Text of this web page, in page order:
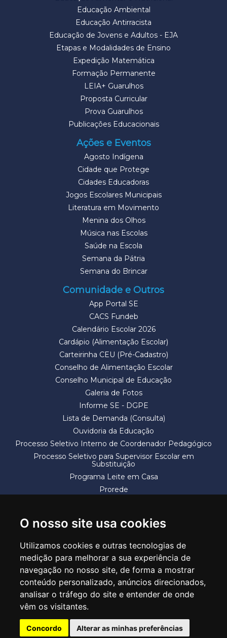
O nosso site usa cookies
Utilizamos cookies e outras tecnologias de
medição para melhorar a sua experiência de
navegação no nosso site, de forma a mostrar
conteúdo personalizado, anúncios direcionados,
analisar o tráfego do site e entender de onde
vêm os visitantes.
Concordo Alterar as minhas preferências
Educação Ambiental
Educação Antirracista
Educação de Jovens e Adultos - EJA
Etapas e Modalidades de Ensino
Expedição Matemática
Formação Permanente
LEIA+ Guarulhos
Proposta Curricular
Prova Guarulhos
Publicações Educacionais
Ações e Eventos
Agosto Indígena
Cidade que Protege
Cidades Educadoras
Jogos Escolares Municipais
Literatura em Movimento
Menina dos Olhos
Música nas Escolas
Saúde na Escola
Semana da Pátria
Semana do Brincar
Comunidade e Outros
App Portal SE
CACS Fundeb
Calendário Escolar 2026
Cardápio (Alimentação Escolar)
Carteirinha CEU (Pré-Cadastro)
Conselho de Alimentação Escolar
Conselho Municipal de Educação
Galeria de Fotos
Informe SE - DGPE
Lista de Demanda (Consulta)
Ouvidoria da Educação
Processo Seletivo Interno de Coordenador Pedagógico
Processo Seletivo para Supervisor Escolar em
Substituição
Programa Leite em Casa
Prorede
SECRETARIA DE EDUCAÇÃO
Rua Claudino Barbosa, 313 - Macedo - Guarulhos/SP CEP 07113-040
Central de Atendimento: *55 11 2475-7300